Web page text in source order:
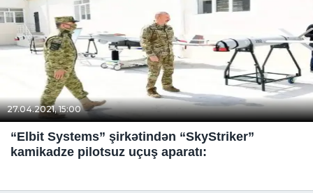
27.04.2021, 15:00
“Elbit Systems” şirkətindən “SkyStriker”
kamikadze pilotsuz uçuş aparatı: